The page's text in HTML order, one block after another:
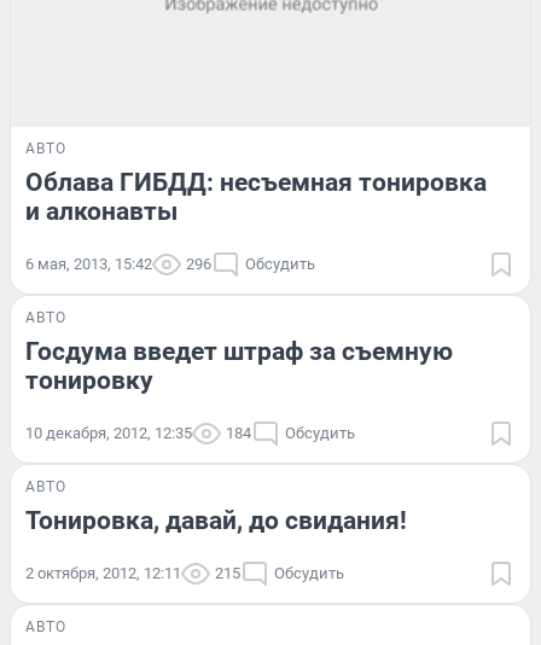
АВТО
Облава ГИБДД: несъемная тонировка
и алконавты
6 мая, 2013, 15:42 296 Обсудить
АВТО
Госдума введет штраф за съемную
тонировку
10 декабря, 2012, 12:35 184 Обсудить
АВТО
Тонировка, давай, до свидания!
2 октября, 2012, 12:11 215 Обсудить
АВТО